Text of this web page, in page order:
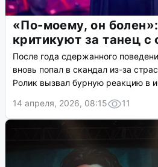
«По-моему, он
критикуют за танец с
После года сдержанного
вновь попал в скандал из-за
Ролик вызвал бурную реакцию в
14 апреля, 2026, 08:15
11